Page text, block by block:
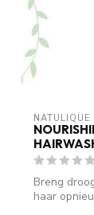
NATULIQUE
Breng
haar